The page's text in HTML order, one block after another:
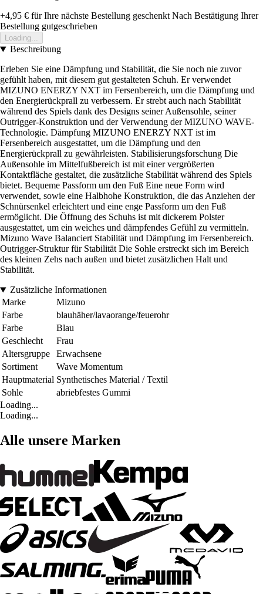
+4,95 € für Ihre nächste Bestellung geschenkt Nach Bestätigung Ihrer
Bestellung gutgeschrieben
Loading...
Beschreibung
Erleben Sie eine Dämpfung und Stabilität, die Sie noch nie zuvor
gefühlt haben, mit diesem gut gestalteten Schuh. Er verwendet
MIZUNO ENERZY NXT im Fersenbereich, um die Dämpfung und
den Energierückprall zu verbessern. Er strebt auch nach Stabilität
während des Spiels dank des Designs seiner Außensohle, seiner
Outrigger-Konstruktion und der Verwendung der MIZUNO WAVE-
Technologie. Dämpfung MIZUNO ENERZY NXT ist im
Fersenbereich ausgestattet, um die Dämpfung und den
Energierückprall zu gewährleisten. Stabilisierungsforschung Die
Außensohle im Mittelfußbereich ist mit einer vergrößerten
Kontaktfläche gestaltet, die zusätzliche Stabilität während des Spiels
bietet. Bequeme Passform um den Fuß Eine neue Form wird
verwendet, sowie eine Halbhohe Konstruktion, die das Anziehen der
Schnürsenkel erleichtert und eine enge Passform um den Fuß
ermöglicht. Die Öffnung des Schuhs ist mit dickerem Polster
ausgestattet, um ein weiches und dämpfendes Gefühl zu vermitteln.
Mizuno Wave Balanciert Stabilität und Dämpfung im Fersenbereich.
Outrigger-Struktur für Stabilität Die Sohle erstreckt sich im Bereich
des kleinen Zehs nach außen und bietet zusätzlichen Halt und
Stabilität.
Zusätzliche Informationen
Marke
Mizuno
Farbe
blauhäher/lavaorange/feuerohr
Farbe
Blau
Geschlecht
Frau
Altersgruppe
Erwachsene
Sortiment
Wave Momentum
Hauptmaterial Synthetisches Material / Textil
Sohle
abriebfestes Gummi
Loading...
Loading...
Alle unsere Marken